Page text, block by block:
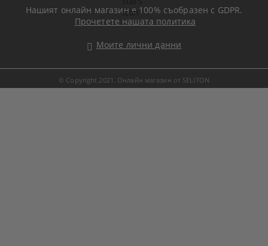
Нашият онлайн магазин е 100% съобразен с GDPR.
Прочетете нашата политика
Моите лични данни
© Copyright 2021. Онлайн магазин от SELITON